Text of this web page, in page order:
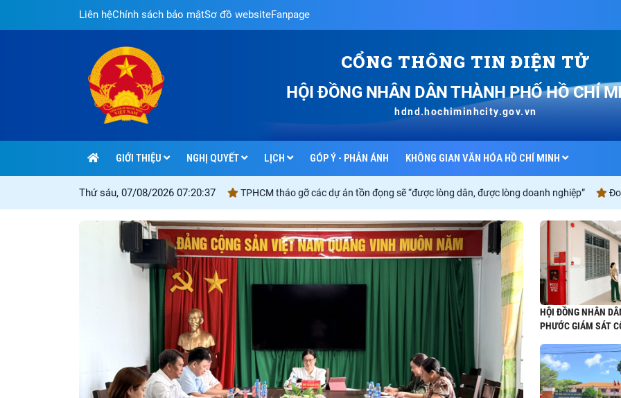
Liên hệChính sách bảo mậtSơ đồ websiteFanpage
CỔNG THÔNG TIN ĐIỆN TỬ
HỘI ĐỒNG NHÂN DÂNTHÀNH PHỐ HỒ CHÍ
hdnd.hochiminhcity.gov.vn
GIỚI THIỆU NGHỊ QUYẾT LỊCH GÓP Ý - PHẢN ÁNH KHÔNG GIAN VĂN HÓA HỒ CHÍ MINH
Thứ sáu, 07/08/2026 07:20:40
kỳ thi tuyển sinh vào lớp 10 công lập TPHCM tháo gỡ các dự án tồn đọng sẽ “được lòng dân, được lòng doanh nghiệp” Đoàn công tác
HỘI ĐỒNG NHÂN
PHƯỚC GIÁM SÁT